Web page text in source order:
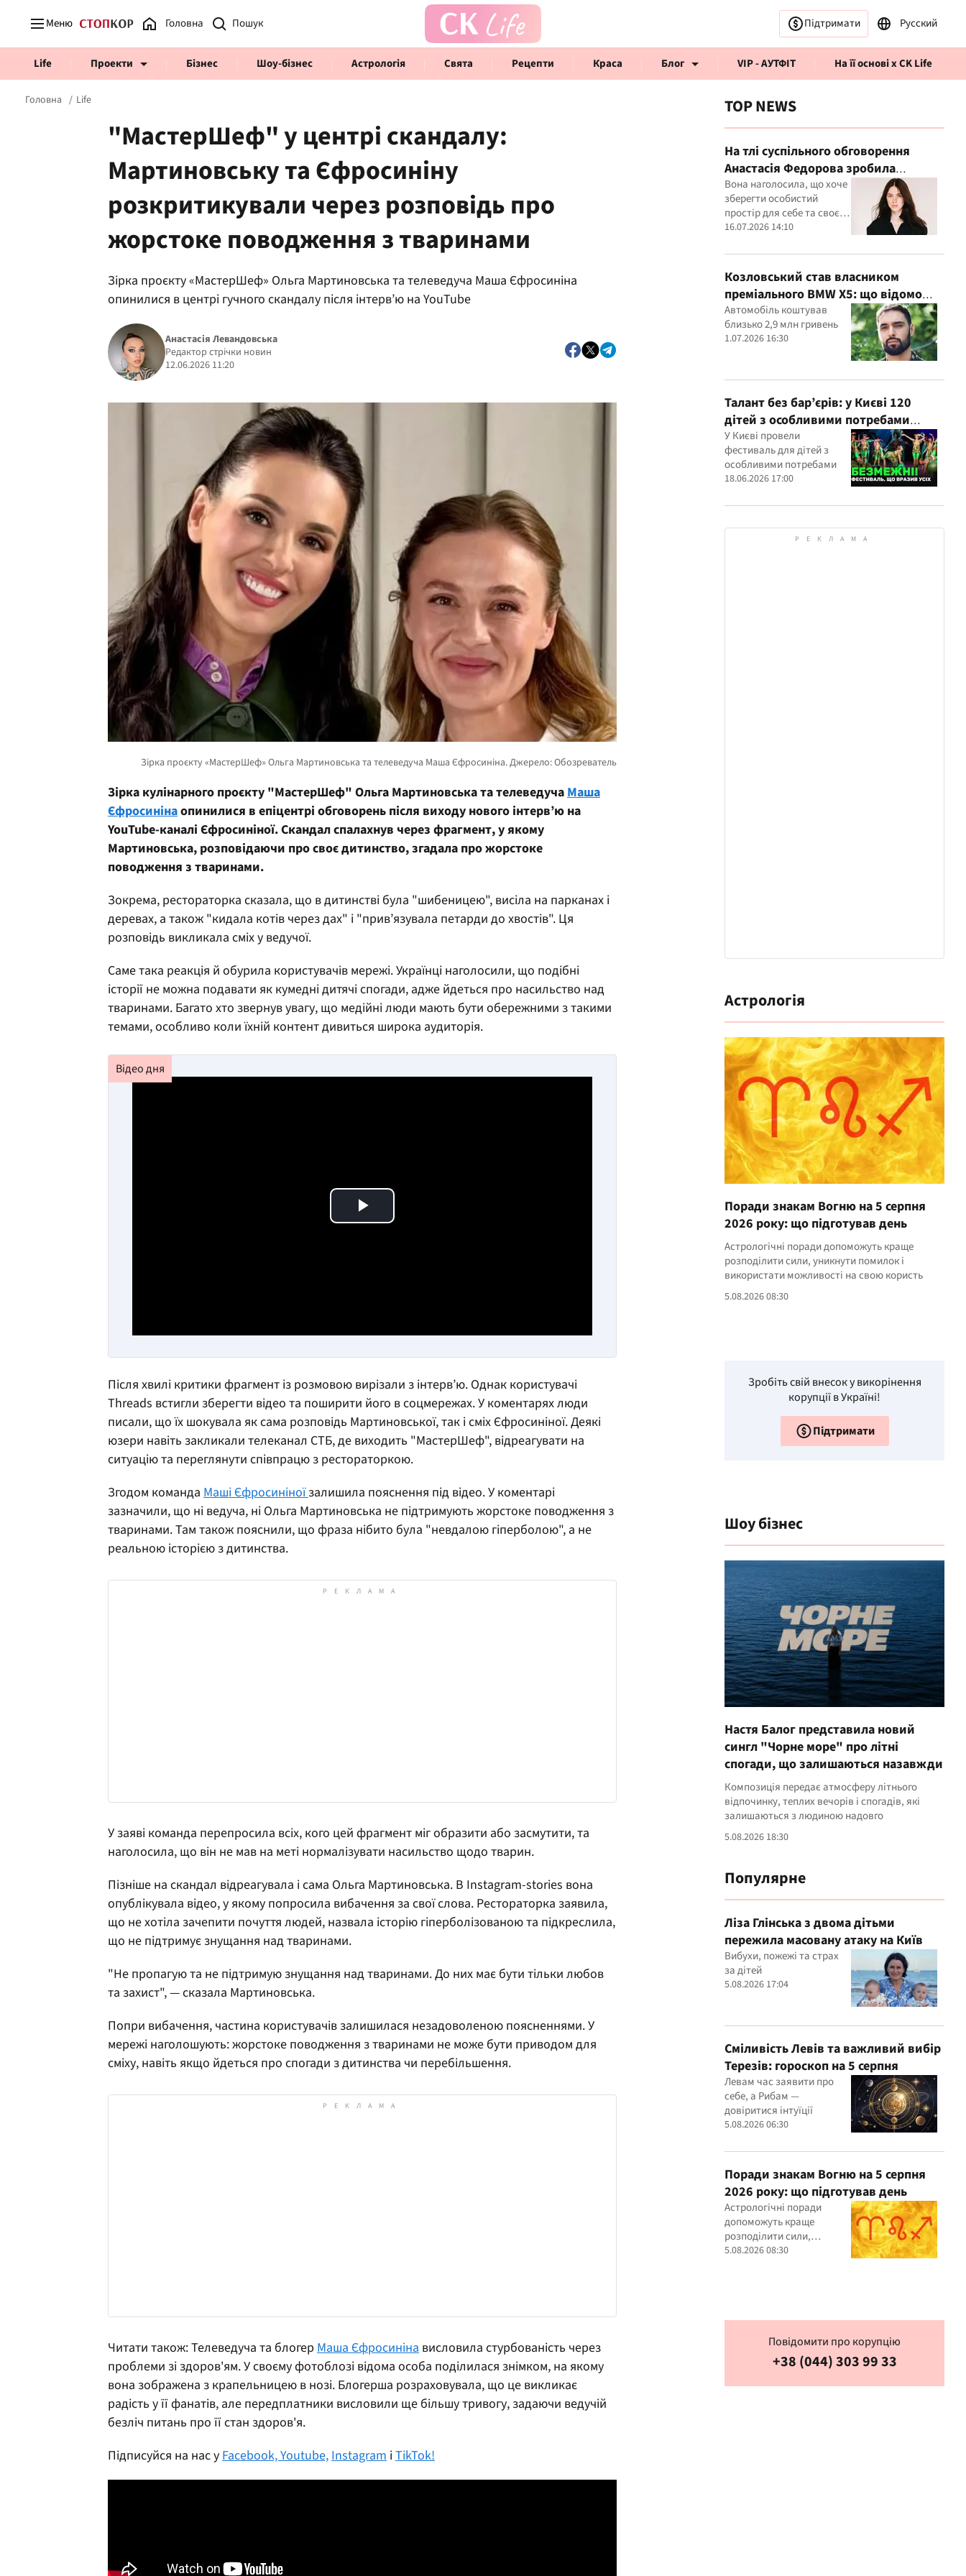
Меню Головна Підтримати Русский
Life Проекти Бізнес Шоу-бізнес Астрологія Свята Рецепти Краса Блог VIP - АУТФІТ На її основі x CK Life
Говорять інфлюенсери
Головна Life
"МастерШеф" у центрі скандалу:
Мартиновську та Єфросиніну
розкритикували через розповідь про
жорстоке поводження з тваринами
Зірка проєкту «МастерШеф» Ольга Мартиновська та телеведуча Маша Єфросиніна
опинилися в центрі гучного скандалу після інтерв’ю на YouTube
Анастасія Левандовська
Редактор стрічки новин
12.06.2026 11:20
Зірка кулінарного проєкту "МастерШеф" Ольга Мартиновська та телеведуча Маша
Єфросинінаопинилися в епіцентрі обговорень після виходу нового інтерв’ю на
YouTube-каналі Єфросиніної. Скандал спалахнув через фрагмент, у якому
Мартиновська, розповідаючи про своє дитинство, згадала про жорстоке
поводження з тваринами.
Зокрема, рестораторка сказала, що в дитинстві була "шибеницею", висіла на парканах і
деревах, а також "кидала котів через дах" і "прив’язувала петарди до хвостів". Ця
розповідь викликала сміх у ведучої.
Саме така реакція й обурила користувачів мережі. Українці наголосили, що подібні
історії не можна подавати як кумедні дитячі спогади, адже йдеться про насильство над
тваринами. Багато хто звернув увагу, що медійні люди мають бути обережними з такими
темами, особливо коли їхній контент дивиться широка аудиторія.
Play Video
Після хвилі критики фрагмент із розмовою вирізали з інтерв’ю. Однак користувачі
Threads встигли зберегти відео та поширити його в соцмережах. У коментарях люди
писали, що їх шокувала як сама розповідь Мартиновської, так і сміх Єфросиніної. Деякі
юзери навіть закликали телеканал СТБ, де виходить "МастерШеф", відреагувати на
ситуацію та переглянути співпрацю з рестораторкою.
Згодом команда Маші Єфросиніноїзалишила пояснення під відео. У коментарі
зазначили, що ні ведуча, ні Ольга Мартиновська не підтримують жорстоке поводження з
тваринами. Там також пояснили, що фраза нібито була "невдалою гіперболою", а не
реальною історією з дитинства.
У заяві команда перепросила всіх, кого цей фрагмент міг образити або засмутити, та
наголосила, що він не мав на меті нормалізувати насильство щодо тварин.
Пізніше на скандал відреагувала і сама Ольга Мартиновська. В Instagram-stories вона
опублікувала відео, у якому попросила вибачення за свої слова. Рестораторка заявила,
що не хотіла зачепити почуття людей, назвала історію гіперболізованою та підкреслила,
що не підтримує знущання над тваринами.
"Не пропагую та не підтримую знущання над тваринами. До них має бути тільки любов
та захист", — сказала Мартиновська.
Попри вибачення, частина користувачів залишилася незадоволеною поясненнями. У
мережі наголошують: жорстоке поводження з тваринами не може бути приводом для
сміху, навіть якщо йдеться про спогади з дитинства чи перебільшення.
Читати також: Телеведуча та блогер Маша Єфросиніна висловила стурбованість через
проблеми зі здоров'ям. У своєму фотоблозі відома особа поділилася знімком, на якому
вона зображена з крапельницею в нозі. Блогерша розраховувала, що це викликає
радість у її фанатів, але передплатники висловили ще більшу тривогу, задаючи ведучій
безліч питань про її стан здоров'я.
Підписуйся на нас у Facebook,Youtube, Instagram іTikTok!
TOP NEWS
На тлі суспільного обговорення
Анастасія Федорова зробила
публічну заяву
Вона наголосила, що хоче
зберегти особистий
простір для себе та своєї
дитини
16.07.2026 14:10
Козловський став власником
преміального BMW X5: що відомо
про покупку
Автомобіль коштував
близько 2,9 млн гривень
1.07.2026 16:30
Талант без бар’єрів: у Києві 120
дітей з особливими потребами
виступили на всеукраїнському
фестивалі
У Києві провели
фестиваль для дітей з
особливими потребами
18.06.2026 17:00
Астрологія
Поради знакам Вогню на 5 серпня
2026 року: що підготував день
Астрологічні поради допоможуть краще
розподілити сили, уникнути помилок і
використати можливості на свою користь
5.08.2026 08:30
Зробіть свій внесок у викорінення
корупції в Україні!
Підтримати
Шоу бізнес
Настя Балог представила новий
сингл "Чорне море" про літні
спогади, що залишаються назавжди
Композиція передає атмосферу літнього
відпочинку, теплих вечорів і спогадів, які
залишаються з людиною надовго
5.08.2026 18:30
Популярне
Ліза Глінська з двома дітьми
пережила масовану атаку на Київ
Вибухи, пожежі та страх
за дітей
5.08.2026 17:04
Сміливість Левів та важливий вибір
Терезів: гороскоп на 5 серпня
Левам час заявити про
себе, а Рибам —
довіритися інтуїції
5.08.2026 06:30
Поради знакам Вогню на 5 серпня
2026 року: що підготував день
Астрологічні поради
допоможуть краще
розподілити сили,
уникнути помилок і
5.08.2026 08:30
Повідомити про корупцію
+38 (044) 303 99 33